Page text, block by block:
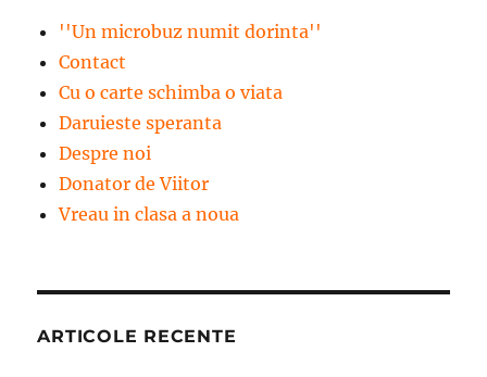
''Un microbuz numit dorinta''
Contact
Cu o carte schimba o viata
Daruieste speranta
Despre noi
Donator de Viitor
Vreau in clasa a noua
ARTICOLE RECENTE